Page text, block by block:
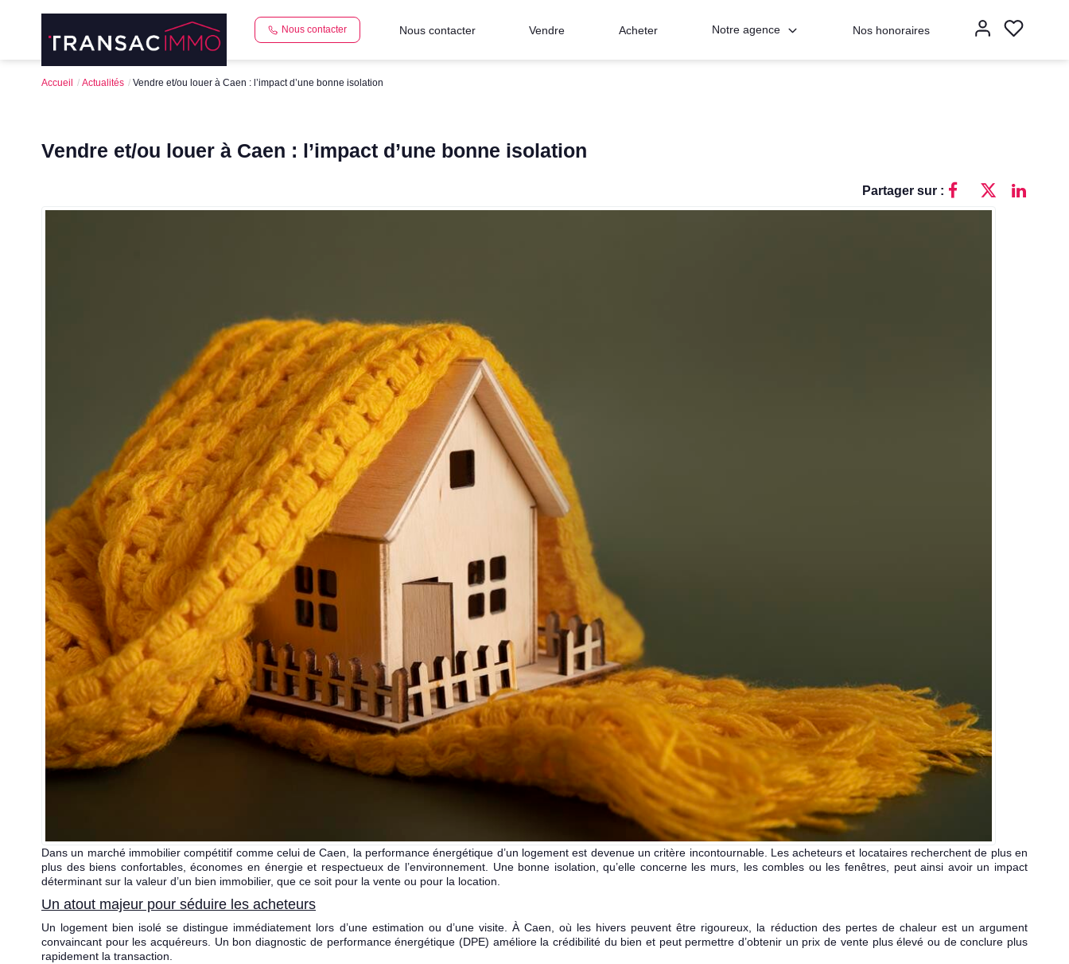
Nous contacter Nous contacter Vendre Acheter Notre agence Nos honoraires
Accueil Actualités Vendre et/ou louer à Caen : l’impact d’une bonne isolation
Vendre et/ou louer à Caen : l’impact d’une bonne isolation
Partager sur :
Dans un marché immobilier compétitif comme celui de Caen, la performance énergétique d’un logement est devenue un critère incontournable. Les acheteurs et locataires recherchent de plus en
plus des biens confortables, économes en énergie et respectueux de l’environnement. Une bonne isolation, qu’elle concerne les murs, les combles ou les fenêtres, peut ainsi avoir un impact
déterminant sur la valeur d’un bien immobilier, que ce soit pour la vente ou pour la location.
Un atout majeur pour séduire les acheteurs
Un logement bien isolé se distingue immédiatement lors d’une estimation ou d’une visite. À Caen, où les hivers peuvent être rigoureux, la réduction des pertes de chaleur est un argument
convaincant pour les acquéreurs. Un bon diagnostic de performance énergétique (DPE) améliore la crédibilité du bien et peut permettre d’obtenir un prix de vente plus élevé ou de conclure plus
rapidement la transaction.